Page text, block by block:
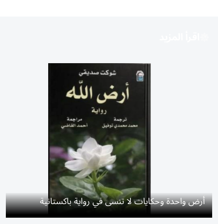
أرض واحدة وحكايات لا تنسى في رواية باكستانية